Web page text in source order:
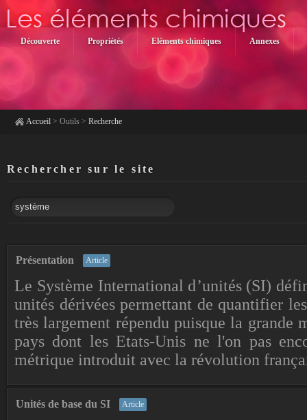
Découverte Propriétés Eléments chimiques Annexes
Accueil > Outils > Recherche
Rechercher sur le site
Présentation Article
​Le Système International d’unités (SI)
unités dérivées permettant de quantifier
très largement répendu puisque la grande
pays dont les Etats-Unis ne l'on pas
métrique introduit avec la révolution
Unités de base du SI Article